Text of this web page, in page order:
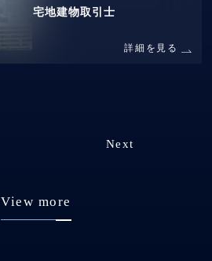
宅地建物取引士
詳細を見る
Next
View more